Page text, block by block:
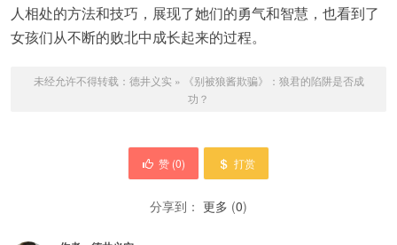
人相处的方法和技巧，展现了她们的勇气和智慧，也看到了
女孩们从不断的败北中成长起来的过程。
未经允许不得转载： 德井义实 »
《别被狼酱欺骗》：狼君的陷阱是否成
功？
赞 (0) 打赏
分享到： 更多 (0)